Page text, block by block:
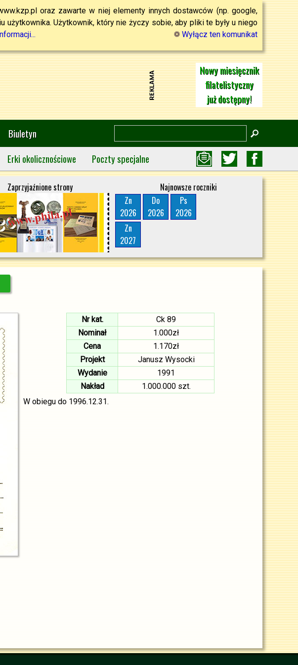
oraz zawarte w niej elementy innych dostawców (np. google,
użytkownika. Użytkownik, który nie życzy sobie, aby pliki te były u niego
Wyłącz ten komunikat
Nowy miesięcznik
filatelistyczny
już dostępny!
Biuletyn
Erki okolicznościowe Poczty specjalne
Zaprzyjaźnione strony
Najnowsze roczniki
Zn
2026
Do
2026
Ps
2026
Zn
2027
Nr kat.
Ck 89
Nominał
1.000zł
Cena
1.170zł
Projekt
Janusz Wysocki
Wydanie
1991
Nakład
1.000.000 szt.
W obiegu do 1996.12.31.